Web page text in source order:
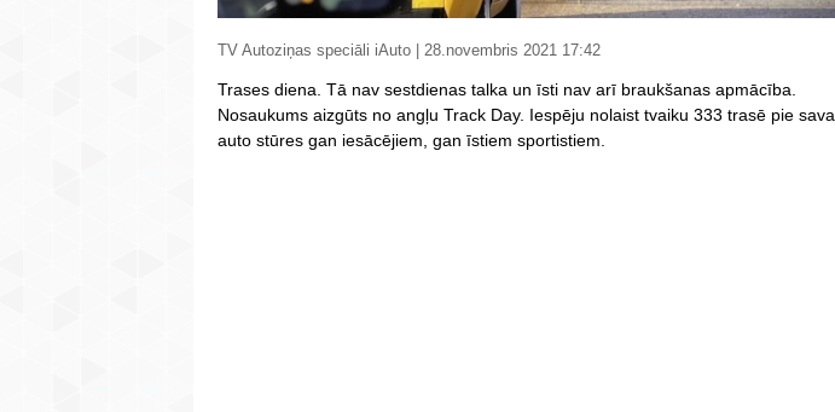
TV Autoziņas speciāli iAuto | 28.novembris 2021 17:42
Trases diena. Tā nav sestdienas talka un īsti nav arī braukšanas apmācība.
Nosaukums aizgūts no angļu Track Day. Iespēju nolaist tvaiku 333 trasē pie sava
auto stūres gan iesācējiem, gan īstiem sportistiem.